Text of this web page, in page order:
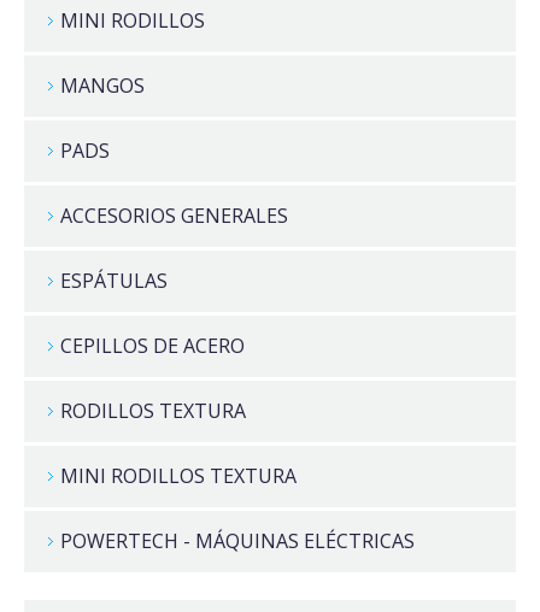
MINI RODILLOS
MANGOS
PADS
ACCESORIOS GENERALES
ESPÁTULAS
CEPILLOS DE ACERO
RODILLOS TEXTURA
MINI RODILLOS TEXTURA
POWERTECH - MÁQUINAS ELÉCTRICAS